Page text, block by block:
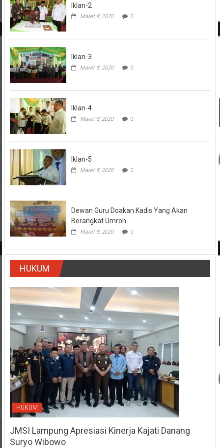
Iklan-2
Maret 8, 2020 0
Iklan-3
Maret 8, 2020 0
Iklan-4
Maret 8, 2020 0
Iklan-5
Maret 8, 2020 0
Dewan Guru Doakan Kadis Yang Akan
Berangkat Umroh
Maret 8, 2020 0
HUKUM
HUKUM
JMSI Lampung Apresiasi Kinerja Kajati Danang
Suryo Wibowo